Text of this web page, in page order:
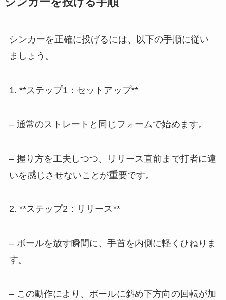
シンカーを正確に投げるには、以下の手順に従い
ましょう。
1. **ステップ1：セットアップ**
– 通常のストレートと同じフォームで始めます。
– 握り方を工夫しつつ、リリース直前まで打者に違
いを感じさせないことが重要です。
2. **ステップ2：リリース**
– ボールを放す瞬間に、手首を内側に軽くひねりま
す。
– この動作により、ボールに斜め下方向の回転が加